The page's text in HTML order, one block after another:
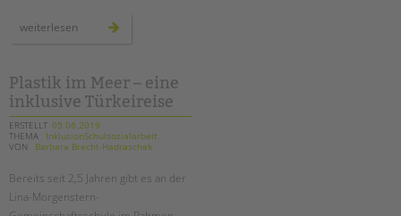
KONTAKT
Datenschutz
Hinweisgebersystem
Intranet
weiterlesen
mädchen
Plastik im Meer – eine
inklusive Türkeireise
ERSTELLT 05.06.2019
THEMA
InklusionSchulsozialarbeit
VON
Barbara Brecht-Hadraschek
Bereits seit 2,5 Jahren gibt es an der
Lina-Morgenstern-